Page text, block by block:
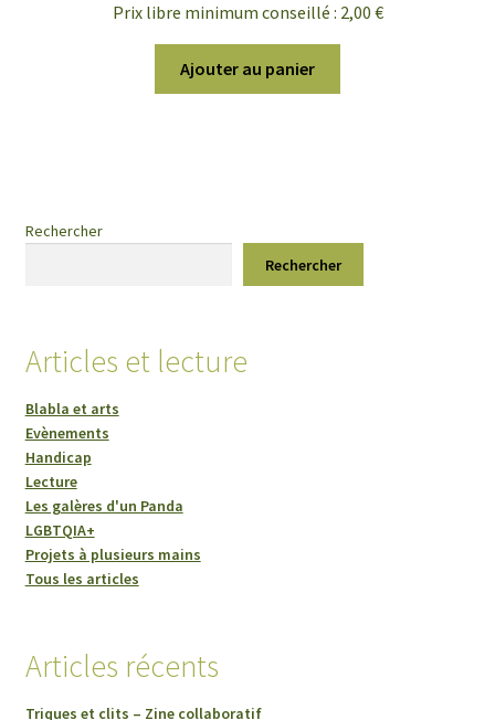
Prix libre minimum conseillé : 2,00 €
Ajouter au panier
Rechercher
Rechercher
Articles et lecture
Blabla et arts
Evènements
Handicap
Lecture
Les galères d'un Panda
LGBTQIA+
Projets à plusieurs mains
Tous les articles
Articles récents
Triques et clits – Zine collaboratif